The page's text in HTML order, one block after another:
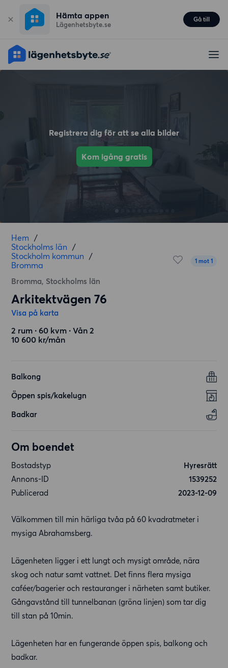
Hämta appen
Lägenhetsbyte.se
Gå till
Registrera dig för att se alla bilder
Kom igång gratis
Hem /
Stockholms län /
Stockholm kommun /
Bromma
Bromma, Stockholms län
1 mot 1
Arkitektvägen 76
Visa på karta
2 rum ∙ 60 kvm ∙ Vån 2
10 600 kr/mån
Balkong
Öppen spis/kakelugn
Badkar
Om boendet
Bostadstyp
Hyresrätt
Annons-ID
1539252
Publicerad
2023-12-09
Välkommen till min härliga tvåa på 60 kvadratmeter i
mysiga Abrahamsberg.
Lägenheten ligger i ett lungt och mysigt område, nära
skog och natur samt vattnet. Det finns flera mysiga
caféer/bagerier och restauranger i närheten samt butiker.
Gångavstånd till tunnelbanan (gröna linjen) som tar dig
till stan på 10min.
Lägenheten har en fungerande öppen spis, balkong och
badkar.